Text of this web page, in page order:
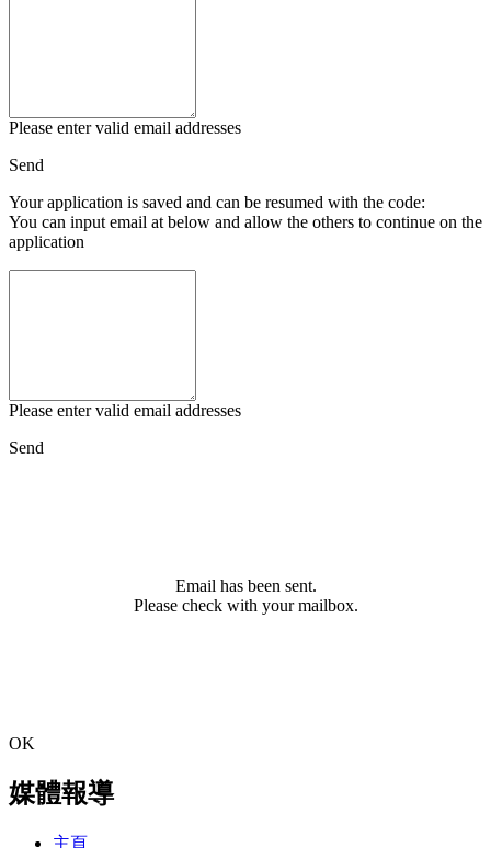
Please enter valid email addresses
Send
Your application is saved and can be resumed with the code:
You can input email at below and allow the others to continue on the
application
Please enter valid email addresses
Send
Email has been sent.
Please check with your mailbox.
OK
媒體報導
主頁